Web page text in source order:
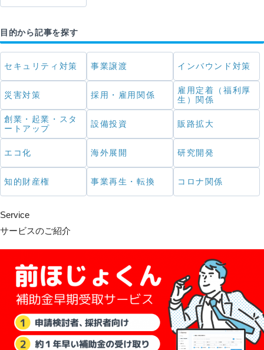
目的から記事を探す
セキュリティ対策 事業譲渡 インバウンド対策
災害対策 採用・雇用関係
雇用定着（福利厚
生）関係
創業・起業・スタ
ートアップ
設備投資 販路拡大
エコ化 海外展開 研究開発
知的財産権 事業再生・転換 コロナ関係
Service
サービスのご紹介